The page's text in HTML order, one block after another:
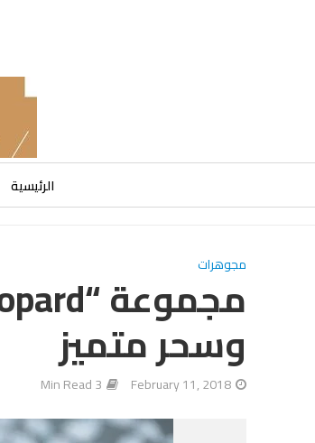
الرئيسية
مجوهرات
وسحر متميز
February 11, 2018
3 Min Read